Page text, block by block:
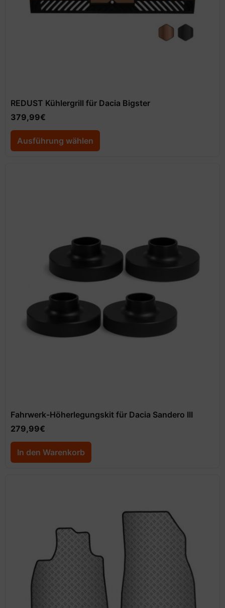
REDUST Kühlergrill für Dacia Bigster
379,99€
Ausführung wählen
Fahrwerk-Höherlegungskit für Dacia Sandero III
279,99€
In den Warenkorb